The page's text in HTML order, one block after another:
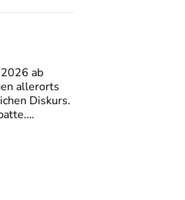
ab
allerorts
Diskurs.